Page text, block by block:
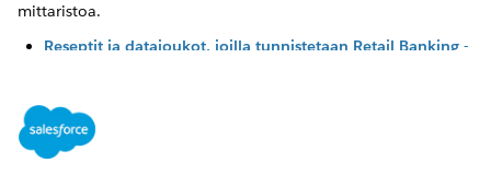
mittaristoa.
Reseptit ja datajoukot, joilla tunnistetaan Retail Banking -
sovellus luo kolme reseptiä. Reseptit luovat
esimerkkidatajoukkoja, historiatietoja, ennusteita ja
ennustettuja pistejoukkoja.